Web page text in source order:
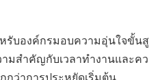
รับองค์กรมอบความอุ่นใจขั้นสู
มสำคัญกับเวลาทำงานและคว
กว่าการประหยัดเริ่มต้น